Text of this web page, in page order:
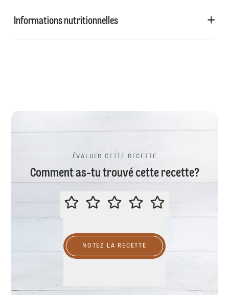
Informations nutritionnelles
ÉVALUER CETTE RECETTE
Comment as-tu trouvé cette recette?
ÉVALUER CETTE RECETTE
NOTEZ LA RECETTE